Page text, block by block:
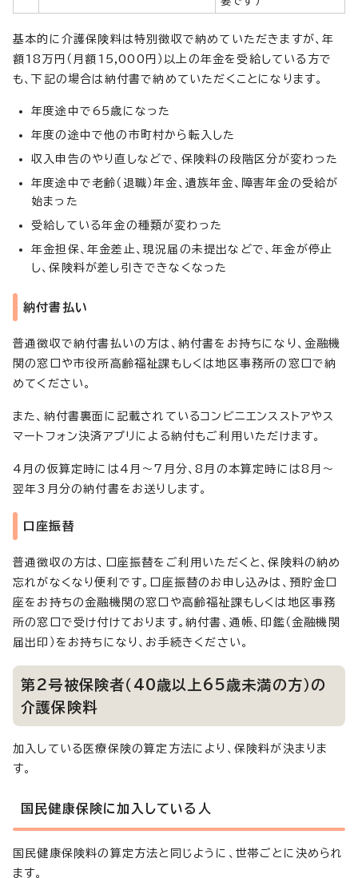
基本的に介護保険料は特別徴収で納めていただきますが、年
額18万円（月額15,000円）以上の年金を受給している方で
も、下記の場合は納付書で納めていただくことになります。
年度途中で65歳になった
年度の途中で他の市町村から転入した
収入申告のやり直しなどで、保険料の段階区分が変わった
年度途中で老齢（退職）年金、遺族年金、障害年金の受給が
始まった
受給している年金の種類が変わった
年金担保、年金差止、現況届の未提出などで、年金が停止
し、保険料が差し引きできなくなった
納付書払い
普通徴収で納付書払いの方は、納付書をお持ちになり、金融機
関の窓口や市役所高齢福祉課もしくは地区事務所の窓口で納
めてください。
また、納付書裏面に記載されているコンビニエンスストアやス
マートフォン決済アプリによる納付もご利用いただけます。
4月の仮算定時には4月～7月分、8月の本算定時には8月～
翌年3月分の納付書をお送りします。
口座振替
普通徴収の方は、口座振替をご利用いただくと、保険料の納め
忘れがなくなり便利です。口座振替のお申し込みは、預貯金口
座をお持ちの金融機関の窓口や高齢福祉課もしくは地区事務
所の窓口で受け付けております。納付書、通帳、印鑑（金融機関
届出印）をお持ちになり、お手続きください。
第2号被保険者（40歳以上65歳未満の方）の
介護保険料
加入している医療保険の算定方法により、保険料が決まりま
す。
国民健康保険に加入している人
国民健康保険料の算定方法と同じように、世帯ごとに決められ
ます。